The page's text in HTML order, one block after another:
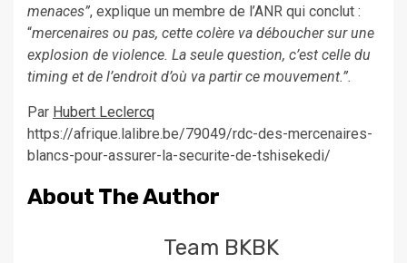
menaces”, explique un membre de l’ANR qui conclut :
“mercenaires ou pas, cette colère va déboucher sur une
explosion de violence. La seule question, c’est celle du
timing et de l’endroit d’où va partir ce mouvement.”.
Par Hubert Leclercq
https://afrique.lalibre.be/79049/rdc-des-mercenaires-
blancs-pour-assurer-la-securite-de-tshisekedi/
About The Author
Team BKBK